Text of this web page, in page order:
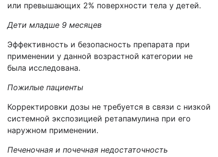
или превышающих 2% поверхности тела у детей.
Дети младше 9 месяцев
Эффективность и безопасность препарата при
применении у данной возрастной категории не
была исследована.
Пожилые пациенты
Корректировки дозы не требуется в связи с низкой
системной экспозицией ретапамулина при его
наружном применении.
Печеночная и почечная недостаточность